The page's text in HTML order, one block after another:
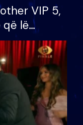
VIP 5,
që lë
për